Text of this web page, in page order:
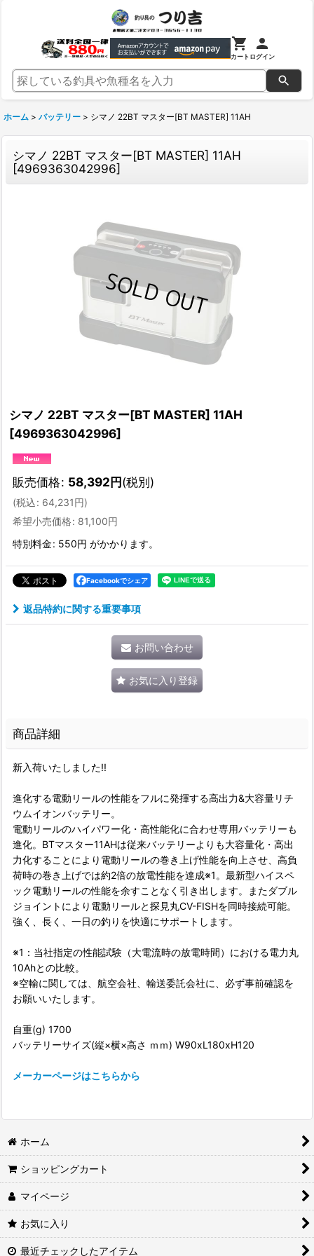
カートログイン
ホーム > バッテリー > シマノ 22BT マスター[BT MASTER] 11AH
シマノ 22BT マスター[BT MASTER] 11AH
[4969363042996]
シマノ 22BT マスター[BT MASTER] 11AH
[4969363042996]
販売価格: 58,392円(税別)
(税込: 64,231円)
希望小売価格: 81,100円
特別料金: 550円 がかかります。
Facebookでシェア
返品特約に関する重要事項
お問い合わせ
お気に入り登録
商品詳細
新入荷いたしました!!
進化する電動リールの性能をフルに発揮する高出力&大容量リチ
ウムイオンバッテリー。
電動リールのハイパワー化・高性能化に合わせ専用バッテリーも
進化。BTマスター11AHは従来バッテリーよりも大容量化・高出
力化することにより電動リールの巻き上げ性能を向上させ、高負
荷時の巻き上げでは約2倍の放電性能を達成※1。最新型ハイスペ
ック電動リールの性能を余すことなく引き出します。またダブル
ジョイントにより電動リールと探見丸CV-FISHを同時接続可能。
強く、長く、一日の釣りを快適にサポートします。
※1：当社指定の性能試験（大電流時の放電時間）における電力丸
10Ahとの比較。
※空輸に関しては、航空会社、輸送委託会社に、必ず事前確認を
お願いいたします。
自重(g) 1700
バッテリーサイズ(縦×横×高さ ｍｍ) W90xL180xH120
メーカーページはこちらから
ホーム
ショッピングカート
マイページ
お気に入り
最近チェックしたアイテム